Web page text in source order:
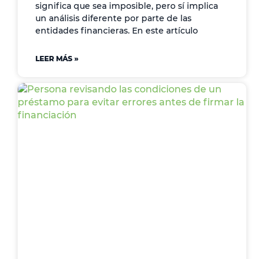
significa que sea imposible, pero sí implica
un análisis diferente por parte de las
entidades financieras. En este artículo
LEER MÁS »